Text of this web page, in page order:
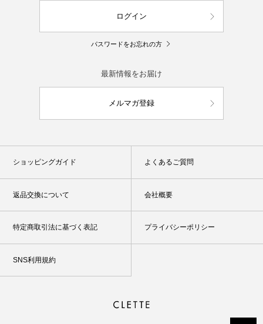
ログイン
パスワードをお忘れの方
最新情報をお届け
メルマガ登録
ショッピングガイド よくあるご質問
返品交換について 会社概要
特定商取引法に基づく表記 プライバシーポリシー
SNS利用規約